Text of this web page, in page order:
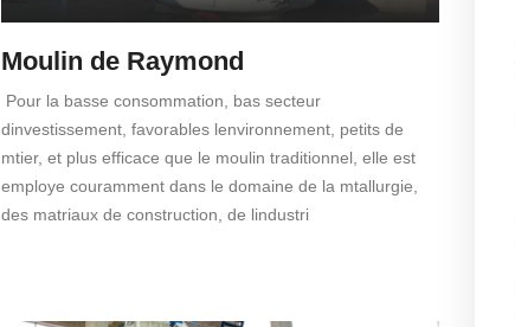
Moulin de Raymond
Pour la basse consommation, bas secteur
dinvestissement, favorables lenvironnement, petits de
mtier, et plus efficace que le moulin traditionnel, elle est
employe couramment dans le domaine de la mtallurgie,
des matriaux de construction, de lindustri